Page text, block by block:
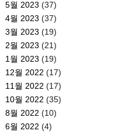
5월 2023 (37)
4월 2023 (37)
3월 2023 (19)
2월 2023 (21)
1월 2023 (19)
12월 2022 (17)
11월 2022 (17)
10월 2022 (35)
8월 2022 (10)
6월 2022 (4)